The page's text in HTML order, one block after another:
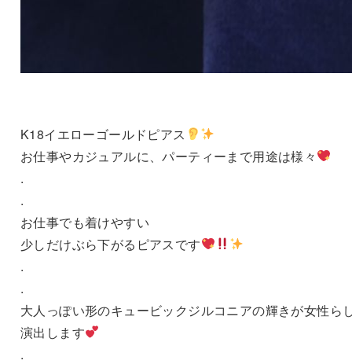
K18イエローゴールドピアス
お仕事やカジュアルに、パーティーまで用途は様々
.
.
お仕事でも着けやすい
少しだけぶら下がるピアスです
.
.
大人っぽい形のキュービックジルコニアの輝きが女性ら
演出します
.